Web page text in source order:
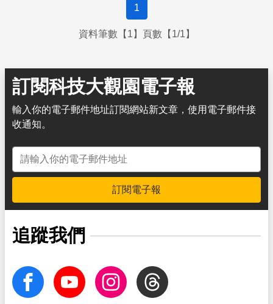
1
資料筆數【1】頁數【1/1】
訂閱科技大觀園電子報
輸入你的電子郵件地址訂閱網站新文章，使用電子郵件接
收通知。
電子郵件地址
訂閱電子報
追蹤我們
facebook Youtube InstagramThreads